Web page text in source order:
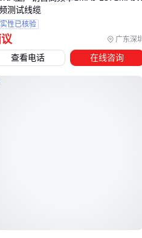
性需要平衡，
拔的现场调试
或狭小空间时，外径2.5mm的
设计能抑制井下电磁干扰，这种
忽视：50欧姆接口用于射频信号
控系统。若将
口的阻抗标识。
的线材类型，最后用配套连接器
广东深圳
测试线缆
性已核验
查看电话 在线咨询